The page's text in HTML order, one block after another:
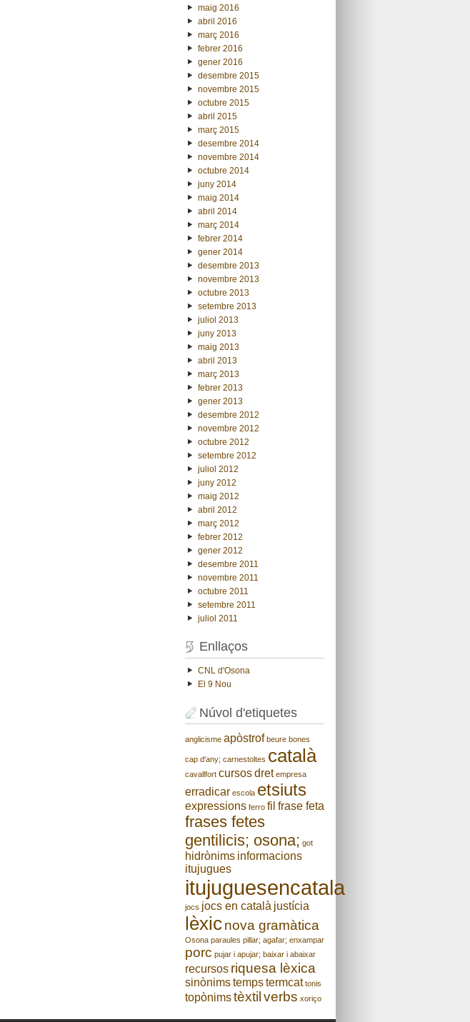
maig 2016
abril 2016
març 2016
febrer 2016
gener 2016
desembre 2015
novembre 2015
octubre 2015
abril 2015
març 2015
desembre 2014
novembre 2014
octubre 2014
juny 2014
maig 2014
abril 2014
març 2014
febrer 2014
gener 2014
desembre 2013
novembre 2013
octubre 2013
setembre 2013
juliol 2013
juny 2013
maig 2013
abril 2013
març 2013
febrer 2013
gener 2013
desembre 2012
novembre 2012
octubre 2012
setembre 2012
juliol 2012
juny 2012
maig 2012
abril 2012
març 2012
febrer 2012
gener 2012
desembre 2011
novembre 2011
octubre 2011
setembre 2011
juliol 2011
Enllaços
CNL d'Osona
El 9 Nou
Núvol d'etiquetes
anglicisme apòstrof beure bones
cap d'any; carnestoltes català
cavallfort cursos dret empresa
erradicar escola etsiuts
expressions ferro fil frase feta
frases fetes
gentilicis; osona; got
hidrònims informacions
itujugues
itujuguesencatala
jocs jocs en català justícia
lèxic nova gramàtica
Osona paraules pillar; agafar; enxampar
porc pujar i apujar; baixar i abaixar
recursos riquesa lèxica
sinònims temps termcat tonis
topònims tèxtil verbs xoriço